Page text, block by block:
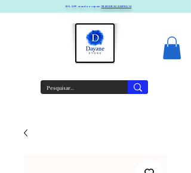
10% OFF usando o cupom PRIMEIRACOMPRA10